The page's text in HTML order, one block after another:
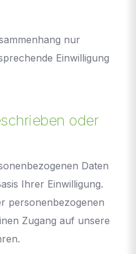
nur
Einwilligung
oder
Daten
Ihrer Einwilligung.
personenbezogenen
Zugang auf unsere